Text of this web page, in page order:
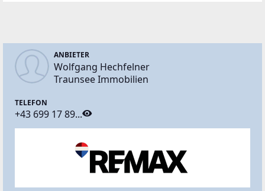
ANBIETER
Wolfgang Hechfelner
Traunsee Immobilien
TELEFON
+43 699 17 89...